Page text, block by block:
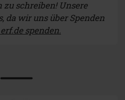
zu schreiben! Unsere
da wir uns über Spenden
spenden.